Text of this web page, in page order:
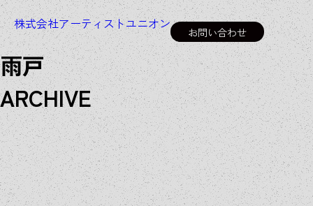
株式会社アーティストユニオン
お問い合わせ
雨戸
ARCHIVE